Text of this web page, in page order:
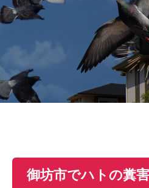
御坊市でハトの糞